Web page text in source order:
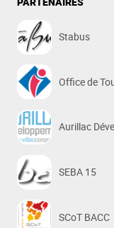
Stabus
Office de
Aurillac
SEBA 15
SCoT BACC